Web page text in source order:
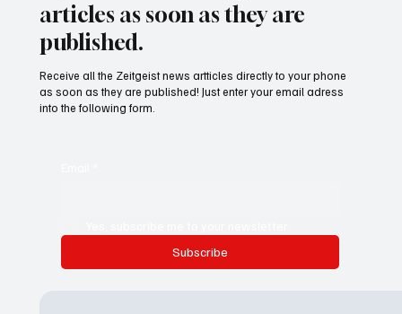
articles as soon as they are
published.
Subscribe
Receive all the Zeitgeist news artticles directly to your phone
as soon as they are published! Just enter your email adress
into the following form.